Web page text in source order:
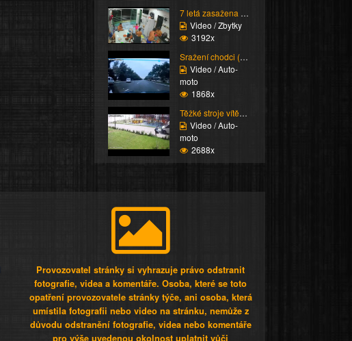
7 letá zasažena proude...
Video / Zbytky
3192x
Sražení chodci (Super ...
Video / Auto-
moto
1868x
Těžké stroje vítězí (K...
Video / Auto-
moto
2688x
Provozovatel stránky si vyhrazuje právo odstranit
fotografie, videa a komentáře. Osoba, které se toto
opatření provozovatele stránky týče, ani osoba, která
umístila fotografii nebo video na stránku, nemůže z
důvodu odstranění fotografie, videa nebo komentáře
pro výše uvedenou okolnost uplatnit vůči